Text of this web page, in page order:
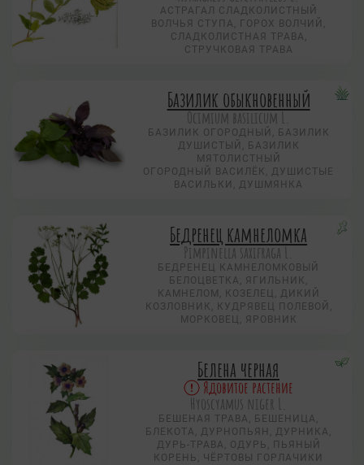
АСТРАГАЛ СЛАДКОЛИСТНЫЙ
ВОЛЧЬЯ СТУПА, ГОРОХ ВОЛЧИЙ,
СЛАДКОЛИСТНАЯ ТРАВА,
СТРУЧКОВАЯ ТРАВА
Базилик обыкновенный
Ocimium basilicum L.
БАЗИЛИК ОГОРОДНЫЙ, БАЗИЛИК
ДУШИСТЫЙ, БАЗИЛИК
МЯТОЛИСТНЫЙ
ОГОРОДНЫЙ ВАСИЛЁК, ДУШИСТЫЕ
ВАСИЛЬКИ, ДУШМЯНКА
Бедренец камнеломка
Pimpinella saxifraga L.
БЕДРЕНЕЦ КАМНЕЛОМКОВЫЙ
БЕЛОЦВЕТКА, ЯГИЛЬНИК,
КАМНЕЛОМ, КОЗЕЛЕЦ, ДИКИЙ
КОЗЛОВНИК, КУДРЯВЕЦ ПОЛЕВОЙ,
МОРКОВЕЦ, ЯРОВНИК
Белена черная
Ядовитое растение
Hyoscyamus niger L.
БЕШЕНАЯ ТРАВА, БЕШЕНИЦА,
БЛЕКОТА, ДУРНОПЬЯН, ДУРНИКА,
ДУРЬ-ТРАВА, ОДУРЬ, ПЬЯНЫЙ
КОРЕНЬ, ЧЁРТОВЫ ГОРЛАЧИКИ